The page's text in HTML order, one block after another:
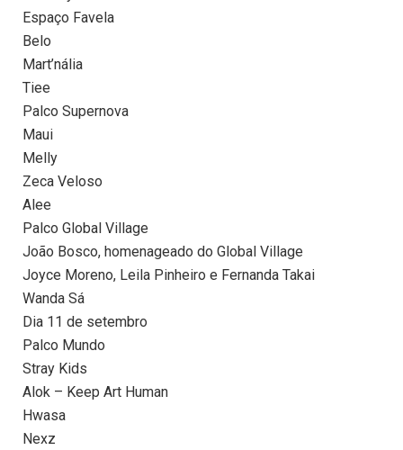
Espaço Favela
Belo
Mart’nália
Tiee
Palco Supernova
Maui
Melly
Zeca Veloso
Alee
Palco Global Village
João Bosco, homenageado do Global Village
Joyce Moreno, Leila Pinheiro e Fernanda Takai
Wanda Sá
Dia 11 de setembro
Palco Mundo
Stray Kids
Alok – Keep Art Human
Hwasa
Nexz